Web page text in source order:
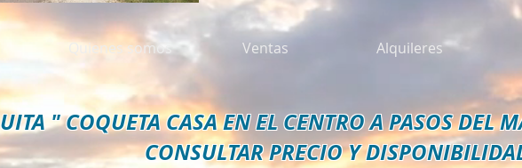
" COQUETA CASA EN EL CENTRO A PASOS DEL
CONSULTAR PRECIO Y
Quienes somos Ventas Alquileres